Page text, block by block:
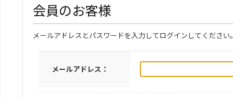
会員のお客様
メールアドレスとパスワードを入力してログインしてください。
メールアドレス：